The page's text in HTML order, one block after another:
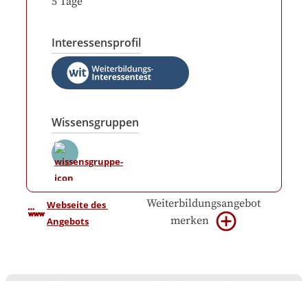
Interessensprofil
Wissensgruppen
Webseite des
Angebots
Weiterbildungsangebot
merken